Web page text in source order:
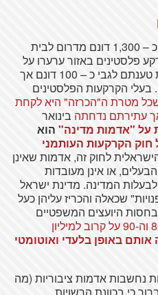
בשנת 2004 הכריזה ישראל על כ – 1,300 דונם מדרום לבית
פלסטינים באזור ערערו על
ההכרזה וועדת הערר קיבלה את טענתם לגבי כ – 100 דונם אך
הקרקעות הפלסטינים
מטרת ה"הכרזה" היא לקחת
עתירתם נדחתה בינואר
על "אדמות מדינה"הוא
חוק הקרקעות העותמני
לחוק זה, אדמות שאינן
או אינן מעובדות
המדינה. מדינת ישראל
שכאלה והכריז עליהן כעל
בחסות היועצים המשפטיים
הכריזה במהלך שנות ה-80 וה-90 על קרוב למיליון
באופן בלעדי ואוטומטי
נחשבות אדמות ציבוריות (מה
כי בכוונת הרשויות